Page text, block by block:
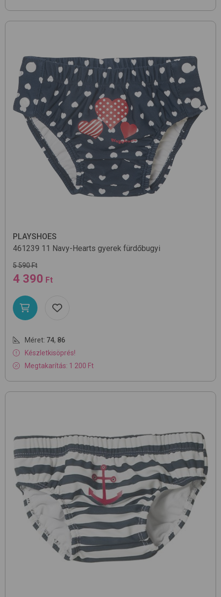
PLAYSHOES
461239 11 Navy-Hearts gyerek fürdőbugyi
5 590 Ft
4 390 Ft
Méret: 74, 86
Készletkisöprés!
Megtakarítás: 1 200 Ft